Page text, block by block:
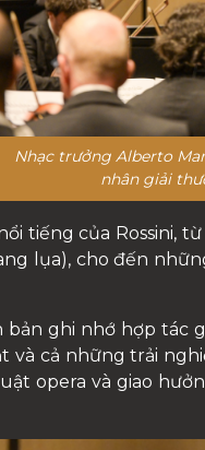
Nhạc trưởng Alberto
nhân giải
tiếng của Rossini,
lụa), cho đến
ghi nhớ hợp tác
và cả những trải
opera và giao